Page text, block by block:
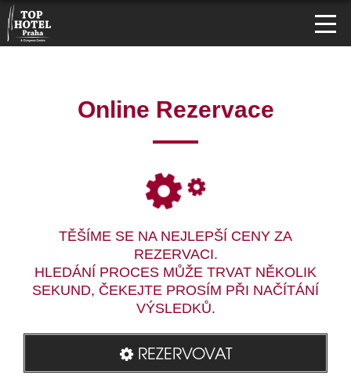
Online Rezervace
TĚŠÍME SE NA NEJLEPŠÍ CENY ZA
REZERVACI.
HLEDÁNÍ PROCES MŮŽE TRVAT NĚKOLIK
SEKUND, ČEKEJTE PROSÍM PŘI NAČÍTÁNÍ
VÝSLEDKŮ.
REZERVOVAT